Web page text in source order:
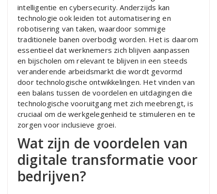
intelligentie en cybersecurity. Anderzijds kan
technologie ook leiden tot automatisering en
robotisering van taken, waardoor sommige
traditionele banen overbodig worden. Het is daarom
essentieel dat werknemers zich blijven aanpassen
en bijscholen om relevant te blijven in een steeds
veranderende arbeidsmarkt die wordt gevormd
door technologische ontwikkelingen. Het vinden van
een balans tussen de voordelen en uitdagingen die
technologische vooruitgang met zich meebrengt, is
cruciaal om de werkgelegenheid te stimuleren en te
zorgen voor inclusieve groei.
Wat zijn de voordelen van
digitale transformatie voor
bedrijven?